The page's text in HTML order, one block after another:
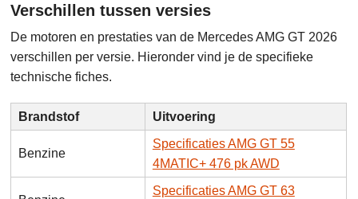
Verschillen tussen versies
De motoren en prestaties van de Mercedes AMG GT 2026
verschillen per versie. Hieronder vind je de specifieke
technische fiches.
Brandstof Uitvoering
Benzine
Specificaties AMG GT 55
4MATIC+ 476 pk AWD
Specificaties AMG GT 63